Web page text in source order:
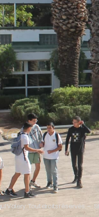
Valery. Tout droits réservés. –